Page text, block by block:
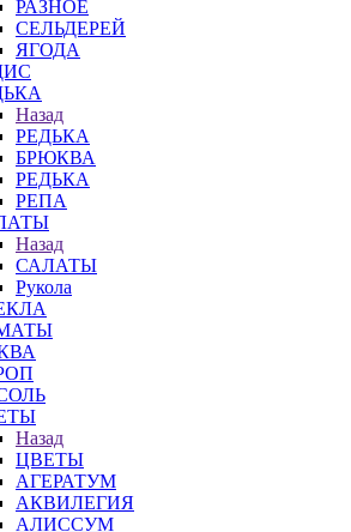
РАЗНОЕ
СЕЛЬДЕРЕЙ
ЯГОДА
Назад
РЕДЬКА
БРЮКВА
РЕДЬКА
РЕПА
Назад
САЛАТЫ
Рукола
Назад
ЦВЕТЫ
АГЕРАТУМ
АКВИЛЕГИЯ
АЛИССУМ